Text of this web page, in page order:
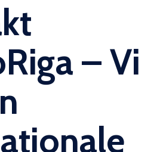
– Vi